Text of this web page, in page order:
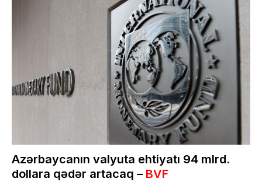
Azərbaycanın valyuta ehtiyatı 94 mlrd.
dollara qədər artacaq – BVF